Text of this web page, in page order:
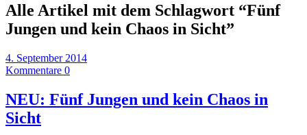
Alle Artikel mit dem Schlagwort “Fünf
Jungen und kein Chaos in Sicht”
4. September 2014
Kommentare 0
NEU: Fünf Jungen und kein Chaos in
Sicht